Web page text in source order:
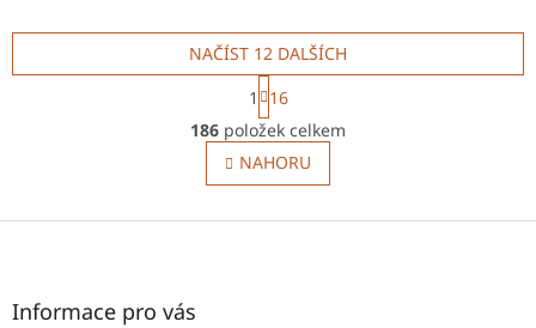
začlení do jakéhokoli
interiéru. Výkon 2,5–6,6 kW
je ideální...
oheň. Výkon 3,6–9,2 kW je
ideální pro efektivní
vytápění...
O
v
l
á
NAČÍST 12 DALŠÍCH
S
t
r
á
n
k
v
1
16
186 položek celkem
NAHORU
Z
Informace pro vás